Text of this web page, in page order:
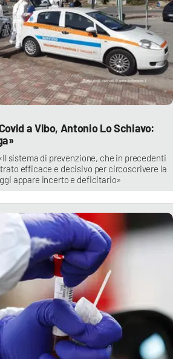
a Vibo, Antonio Lo Schiavo:
sistema di prevenzione, che in precedenti
efficace e decisivo per circoscrivere la
appare incerto e deficitario»